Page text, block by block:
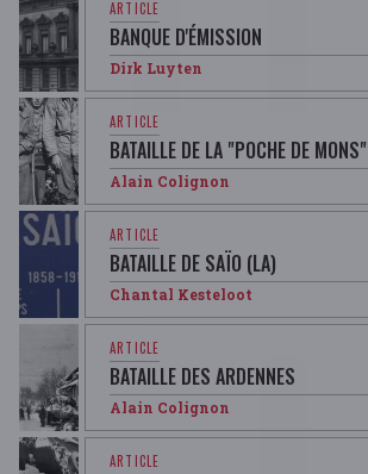
BANQUE D'ÉMISSION
Dirk Luyten
BATAILLE DE LA "POCHE DE MONS"
Alain Colignon
BATAILLE DE SAÏO (LA)
Chantal Kesteloot
BATAILLE DES ARDENNES
Alain Colignon